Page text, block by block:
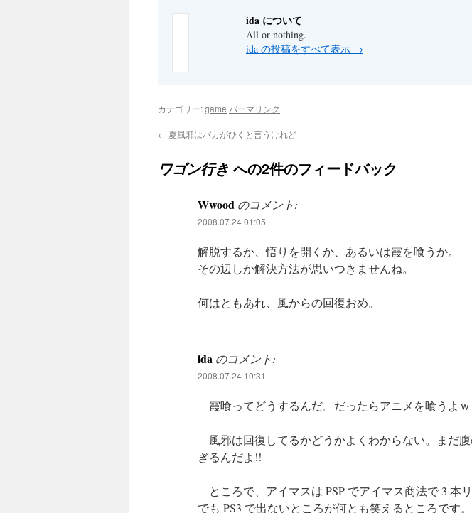
ida について
All or nothing.
ida の投稿をすべて表示 →
カテゴリー:game パーマリンク
← 夏風邪はバカがひくと言うけれど
ワゴン行き への2件のフィードバック
Wwood のコメント:
2008.07.24 01:05
解脱するか、悟りを開くか、あるいは霞を喰うか。
その辺しか解決方法が思いつきませんね。
何はともあれ、風からの回復おめ。
ida のコメント:
2008.07.24 10:31
霞喰ってどうするんだ。だったらアニメを喰うよｗ
風邪は回復してるかどうかよくわからない。まだ
ぎるんだよ!!
ところで、アイマスは PSP でアイマス商法で 3 本
でも PS3 で出ないところが何とも笑えるところです。